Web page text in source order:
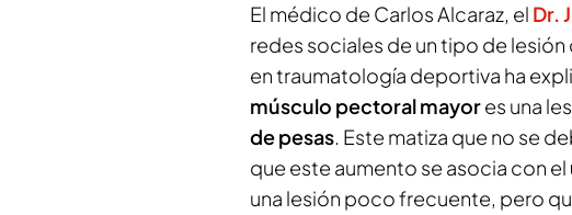
El médico de Carlos Alcaraz, el Dr.
redes sociales de un tipo de
en traumatología deportiva ha
músculo pectoral mayores una
de pesas. Este matiza que no se
que este aumento se asocia con el
una lesión poco frecuente, pero